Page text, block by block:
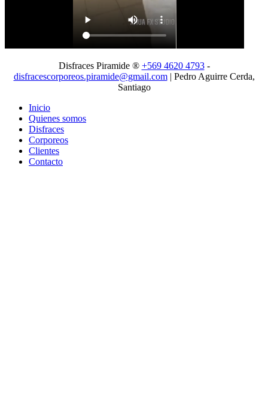
Disfraces Piramide ® +569 4620 4793-
disfracescorporeos.piramide@gmail.com| Pedro Aguirre Cerda,
Santiago
Inicio
Quienes somos
Disfraces
Corporeos
Clientes
Contacto